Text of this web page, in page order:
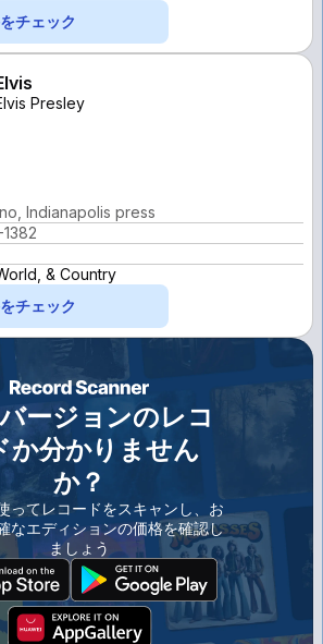
チェック
Presley
Indianapolis press
& Country
チェック
ージョンのレコ
か分かりません
か？
ってレコードをスキャンし、お
なエディションの価格を確認し
ましょう